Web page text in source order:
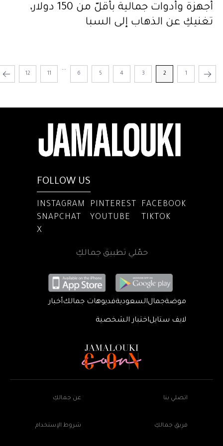
أجهزة وأدوات جمالية بأقلّ من 150 دولار،
تغنيكِ عن الذهاب إلى السبا
1
2
3
4
5
6
...
11
12
FOLLOW US
INSTAGRAM PINTEREST
FACEBOOK
SNAPCHAT
YOUTUBE
TIKTOK
X
حمّلي تطبيق جمالكِ
موضةجمالالسعوديةفديوهات جمالكأخبار
لايف ستايلاختبار الشخصية
اتصلي بنا عن جمالكِ
فريق جمالكِ شروط الإستخدام